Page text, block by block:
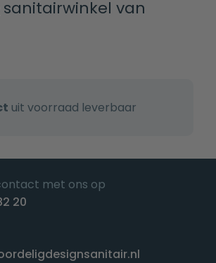
sanitairwinkel van
uit voorraad leverbaar
met ons op
20